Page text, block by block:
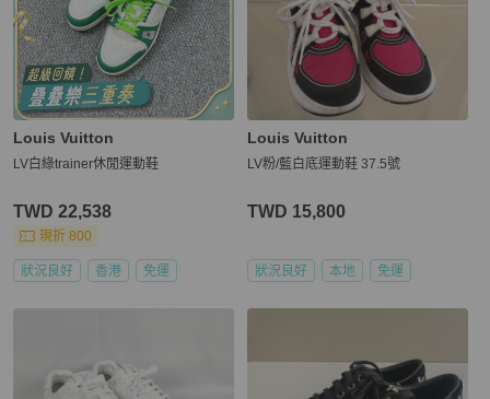
Louis Vuitton
LV白綠trainer休閒運動鞋
TWD 22,538
現折 800
狀況良好 香港 免運
Louis Vuitton
LV粉/藍白底運動鞋 37.5號
TWD 15,800
狀況良好 本地 免運